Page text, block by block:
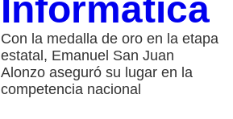
Informática
Con la medalla de oro en la etapa
estatal, Emanuel San Juan
Alonzo aseguró su lugar en la
competencia nacional